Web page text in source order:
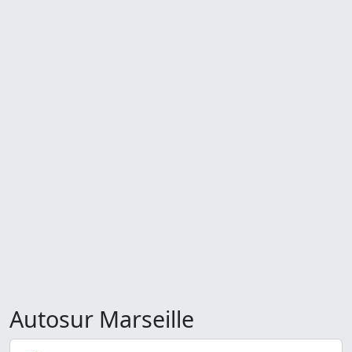
Autosur Marseille